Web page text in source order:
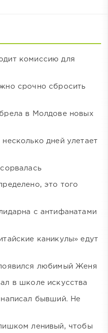
комиссию для
срочно сбросить
в Молдове новых
дней улетает
это того
с антифанатами
каникулы» едут
любимый Женя
в школе искусства
бывший. Не
ленивый, чтобы